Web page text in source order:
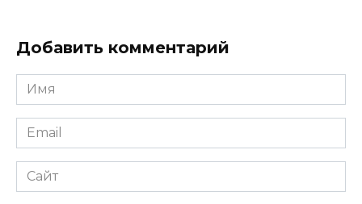
Добавить комментарий
Имя
*
Email
*
Сайт